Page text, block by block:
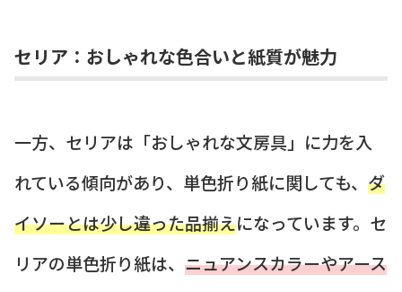
セリア：おしゃれな色合いと紙質が魅力
一方、セリアは「おしゃれな文房具」に力を入
れている傾向があり、単色折り紙に関しても、 ダ
イソーとは少し違った品揃えになっています。セ
リアの単色折り紙は、 ニュアンスカラーやアース